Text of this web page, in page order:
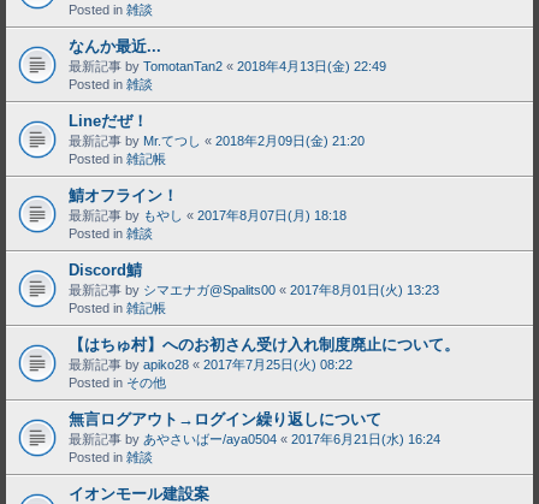
Posted in 雑談
なんか最近...
最新記事 by TomotanTan2 « 2018年4月13日(金) 22:49
Posted in 雑談
Lineだぜ！
最新記事 by Mr.てつし « 2018年2月09日(金) 21:20
Posted in 雑記帳
鯖オフライン！
最新記事 by もやし « 2017年8月07日(月) 18:18
Posted in 雑談
Discord鯖
最新記事 by シマエナガ@Spalits00 « 2017年8月01日(火) 13:23
Posted in 雑記帳
【はちゅ村】へのお初さん受け入れ制度廃止について。
最新記事 by apiko28 « 2017年7月25日(火) 08:22
Posted in その他
無言ログアウト→ログイン繰り返しについて
最新記事 by あやさいばー/aya0504 « 2017年6月21日(水) 16:24
Posted in 雑談
イオンモール建設案